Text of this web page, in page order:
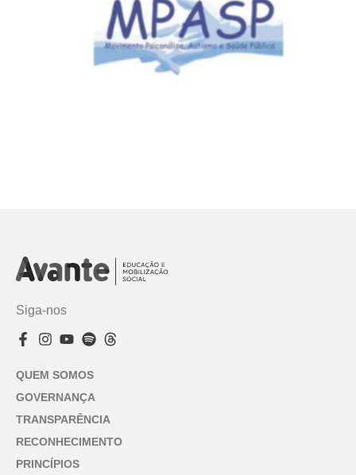
Siga-nos
QUEM SOMOS
GOVERNANÇA
TRANSPARÊNCIA
RECONHECIMENTO
PRINCÍPIOS